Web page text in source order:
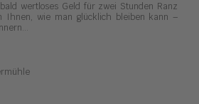
wertloses Geld für zwei Stunden Ranz
Ihnen, wie man glücklich bleiben kann –